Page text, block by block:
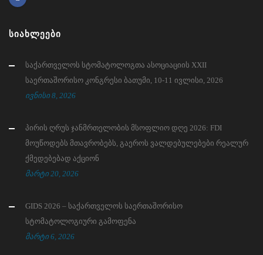
ᲡᲘᲐᲮᲚᲔᲔᲑᲘ
საქართველოს სტომატოლოგთა ასოციაციის XXII
საერთაშორისო კონგრესი ბათუმი, 10-11 ივლისი, 2026
ივნისი 8, 2026
პირის ღრუს ჯანმრთელობის მსოფლიო დღე 2026: FDI
მოუწოდებს მთავრობებს, გაეროს ვალდებულებები რეალურ
ქმედებებად აქციონ
მარტი 20, 2026
GIDS 2026 – საქართველოს საერთაშორისო
სტომატოლოგიური გამოფენა
მარტი 6, 2026